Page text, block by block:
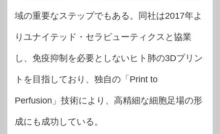
域の重要なステップでもある。同社は2017年よ
りユナイテッド・セラピューティクスと協業
し、免疫抑制を必要としないヒト肺の3Dプリン
トを目指しており、独自の「Print to
Perfusion」技術により、高精細な細胞足場の形
成にも成功している。